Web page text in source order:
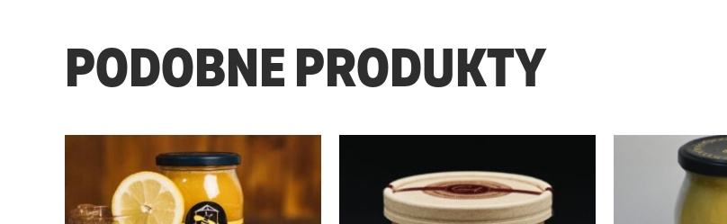
PODOBNE PRODUKTY